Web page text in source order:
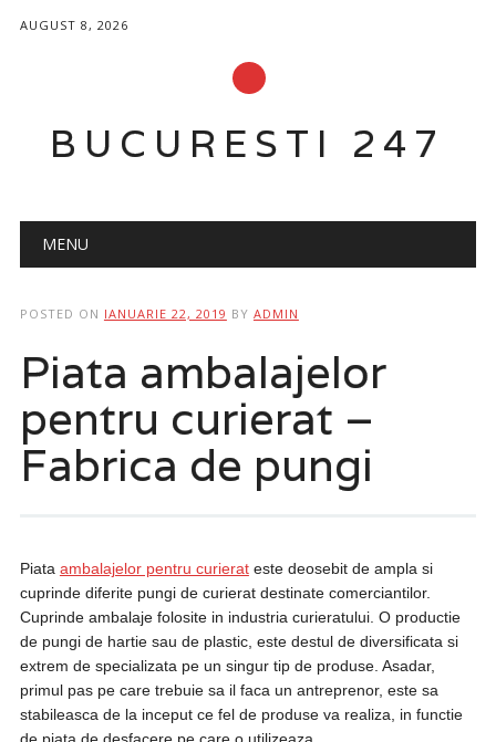
AUGUST 8, 2026
BUCURESTI 247
Main menu
MENU
POSTED ON IANUARIE 22, 2019 BY ADMIN
Piata ambalajelor
pentru curierat –
Fabrica de pungi
Piata ambalajelor pentru curierateste deosebit de ampla si
cuprinde diferite pungi de curierat destinate comerciantilor.
Cuprinde ambalaje folosite in industria curieratului. O productie
de pungi de hartie sau de plastic, este destul de diversificata si
extrem de specializata pe un singur tip de produse. Asadar,
primul pas pe care trebuie sa il faca un antreprenor, este sa
stabileasca de la inceput ce fel de produse va realiza, in functie